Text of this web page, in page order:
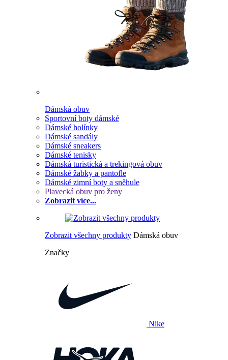
Dámská obuv
Sportovní boty dámské
Dámské holínky
Dámské sandály
Dámské sneakers
Dámské tenisky
Dámská turistická a trekingová obuv
Dámské žabky a pantofle
Dámské zimní boty a sněhule
Plavecká obuv pro ženy
Zobrazit více...
Zobrazit všechny produkty Dámská obuv
Značky
Nike